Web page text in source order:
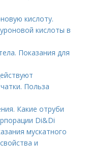
кислоту.
кислоты в
Показания для
Польза
Какие отруби
Di&Di
мускатного
и